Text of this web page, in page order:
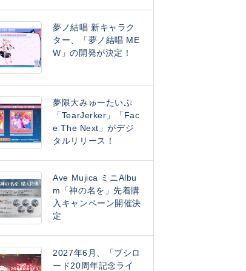
夢ノ結唱 新キャラク
ター、「夢ノ結唱 ME
W」の開発が決定！
夢限大みゅーたいぷ
「TearJerker」「Fac
e The Next」がデジ
タルリリース！
Ave Mujica ミニAlbu
m「神の名を」先着購
入キャンペーン開催決
定
2027年6月、「ブシロ
ード20周年記念ライ